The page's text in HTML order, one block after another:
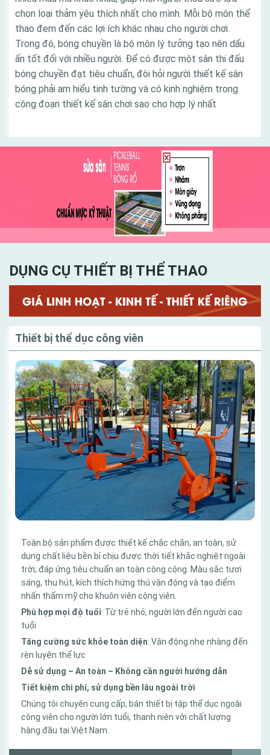
chọn loại thảm yêu thích nhất cho mình. Mỗi bộ môn thể
thao đem đến các lợi ích khác nhau cho người chơi.
Trong đó, bóng chuyền là bộ môn lý tưởng tạo nên dấu
ấn tốt đối với nhiều người. Để có được một sân thi đấu
bóng chuyền đạt tiêu chuẩn, đòi hỏi người thiết kế sân
bóng phải am hiểu tinh tường và có kinh nghiệm trong
công đoạn thiết kế sân chơi sao cho hợp lý nhất
DỤNG CỤ THIẾT BỊ THỂ THAO
Thiết bị thể dục công viên
Toàn bộ sản phẩm được thiết kế chắc chắn, an toàn, sử
dụng chất liệu bền bỉ chịu được thời tiết khắc nghiệt ngoài
trời, đáp ứng tiêu chuẩn an toàn công cộng. Màu sắc tươi
sáng, thu hút, kích thích hứng thú vận động và tạo điểm
nhấn thẩm mỹ cho khuôn viên công viên.
Phù hợp mọi độ tuổi: Từ trẻ nhỏ, người lớn đến người cao
tuổi
Tăng cường sức khỏe toàn diện: Vận động nhẹ nhàng đến
rèn luyện thể lực
Dễ sử dụng – An toàn – Không cần người hướng dẫn
Tiết kiệm chi phí, sử dụng bền lâu ngoài trời
Chúng tôi chuyên cung cấp, bán thiết bị tập thể dục ngoài
công viên cho người lớn tuổi, thanh niên với chất lượng
hàng đầu tại Việt Nam.